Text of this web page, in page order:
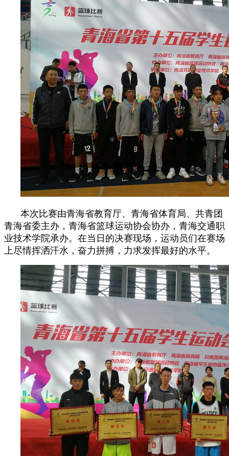
本次比赛由青海省教育厅、青海省体育局、共青团
青海省委主办，青海省篮球运动协会协办，青海交通职
业技术学院承办。在当日的决赛现场，运动员们在赛场
上尽情挥洒汗水，奋力拼搏，力求发挥最好的水平。